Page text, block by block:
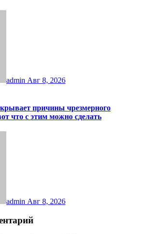
admin Авг 8, 2026
причины чрезмерного
что с этим можно сделать
admin Авг 8, 2026